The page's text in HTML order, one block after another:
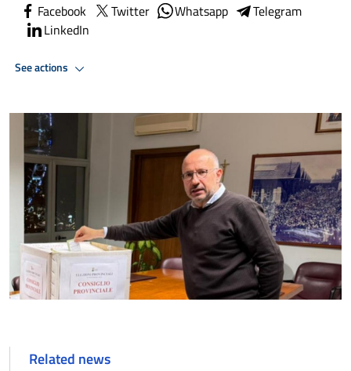
Facebook Twitter Whatsapp
Telegram
LinkedIn
See actions
Related news